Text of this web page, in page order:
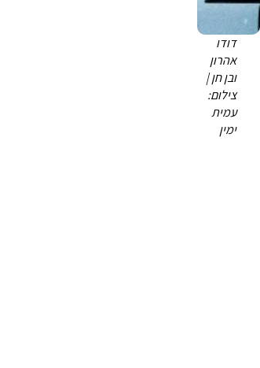
דודו
אהרון
ובן חן |
צילום:
עמית
ימין